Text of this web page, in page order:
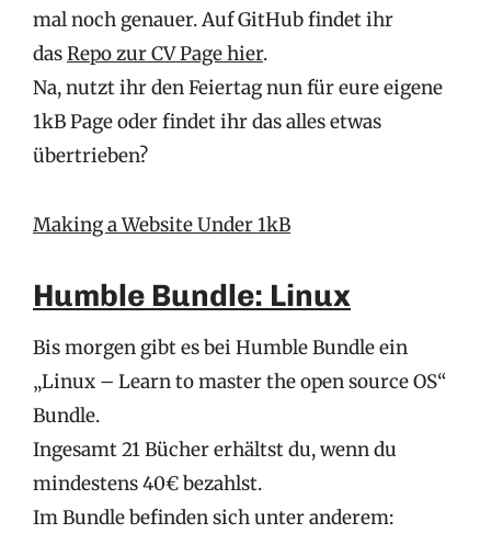
mal noch genauer. Auf GitHub findet ihr
dasRepo zur CV Page hier.
Na, nutzt ihr den Feiertag nun für eure eigene
1kB Page oder findet ihr das alles etwas
übertrieben?
Making a Website Under 1kB
Humble Bundle: Linux
Bis morgen gibt es bei Humble Bundle ein
„Linux – Learn to master the open source OS“
Bundle.
Ingesamt 21 Bücher erhältst du, wenn du
mindestens 40€ bezahlst.
Im Bundle befinden sich unter anderem: